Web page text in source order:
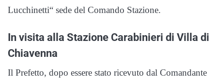
Lucchinetti“ sede del Comando Stazione.
In visita alla Stazione Carabinieri di Villa di
Chiavenna
Il Prefetto, dopo essere stato ricevuto dal Comandante